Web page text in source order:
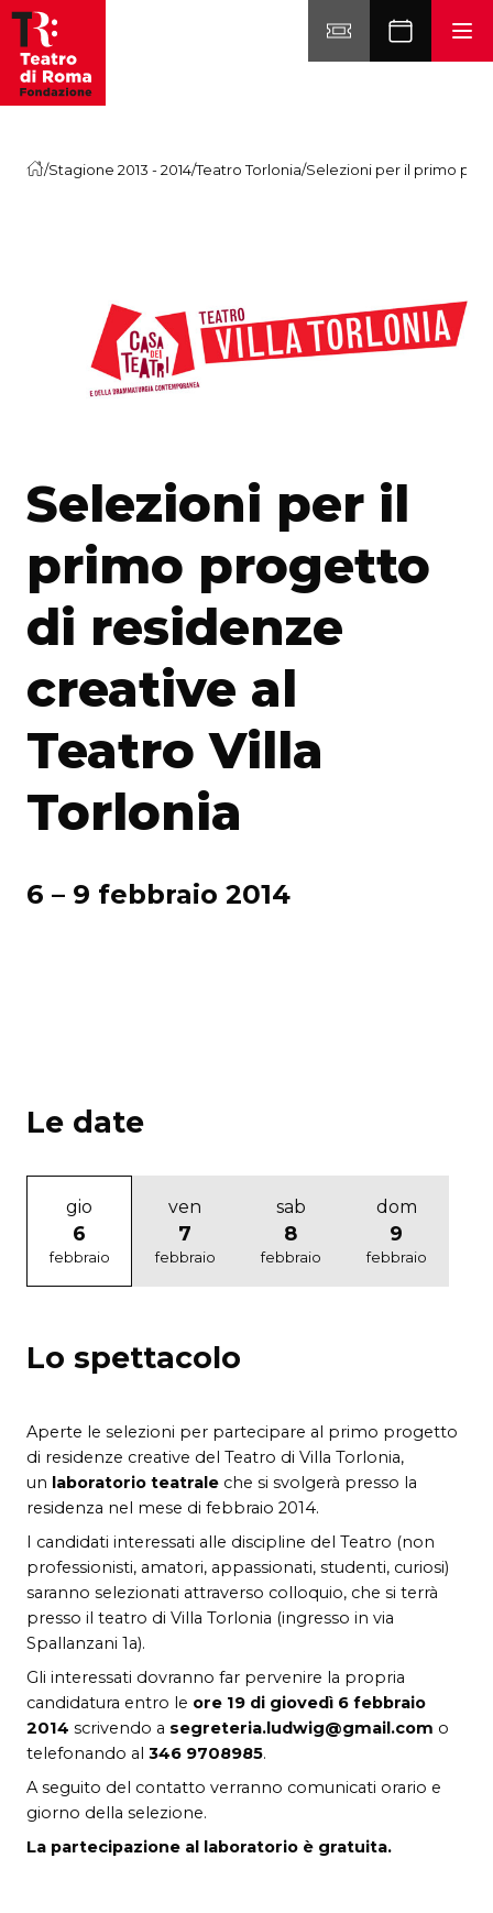
Vai al contenuto
/Stagione 2013 - 2014/Teatro Torlonia/Selezioni per il primo
Selezioni per il
primo progetto
di residenze
creative al
Teatro Villa
Torlonia
6 – 9 febbraio 2014
Lo spettacolo
Aperte le selezioni per partecipare al primo progetto
di residenze creative del Teatro di Villa Torlonia,
un laboratorio teatrale che si svolgerà presso la
residenza nel mese di febbraio 2014.
I candidati interessati alle discipline del Teatro (non
professionisti, amatori, appassionati, studenti, curiosi)
saranno selezionati attraverso colloquio, che si terrà
presso il teatro di Villa Torlonia (ingresso in via
Spallanzani 1a).
Gli interessati dovranno far pervenire la propria
candidatura entro le ore 19 di giovedì 6 febbraio
2014 scrivendo a segreteria.ludwig@gmail.com o
telefonando al 346 9708985.
A seguito del contatto verranno comunicati orario e
giorno della selezione.
La partecipazione al laboratorio è gratuita.
Le date
gio
6
febbraio
ven
7
febbraio
sab
8
febbraio
dom
9
febbraio